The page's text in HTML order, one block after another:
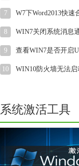
7 W7下Word2013快
8 WIN7关闭系统消息
9 查看WIN7是否开启
10
系统激活工具